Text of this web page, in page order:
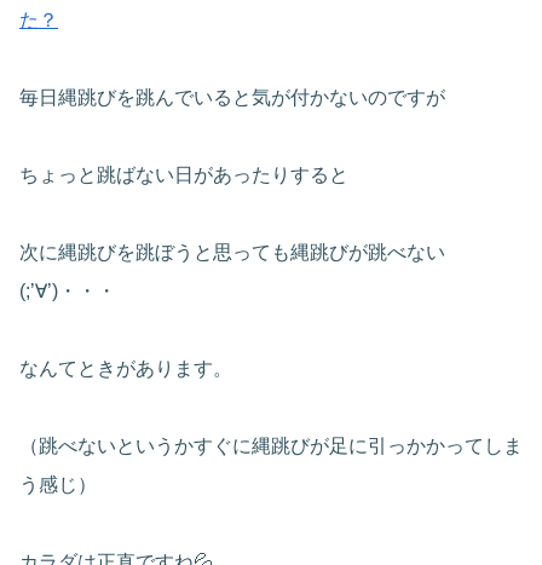
た？
毎日縄跳びを跳んでいると気が付かないのですが
ちょっと跳ばない日があったりすると
次に縄跳びを跳ぼうと思っても縄跳びが跳べない
(;’∀’)・・・
なんてときがあります。
（跳べないというかすぐに縄跳びが足に引っかかってしま
う感じ）